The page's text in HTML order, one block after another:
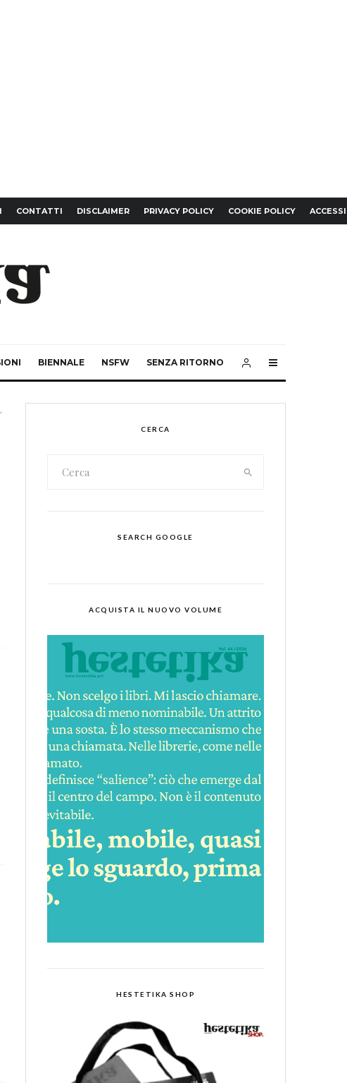
CONTATTI DISCLAIMER PRIVACY POLICY COOKIE POLICY
BIENNALE NSFW SENZA RITORNO
CERCA
SEARCH GOOGLE
ACQUISTA IL NUOVO VOLUME
HESTETIKA SHOP